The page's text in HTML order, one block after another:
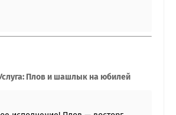
Плов и шашлык на юбилей